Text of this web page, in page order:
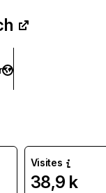
Visites
38,9 k